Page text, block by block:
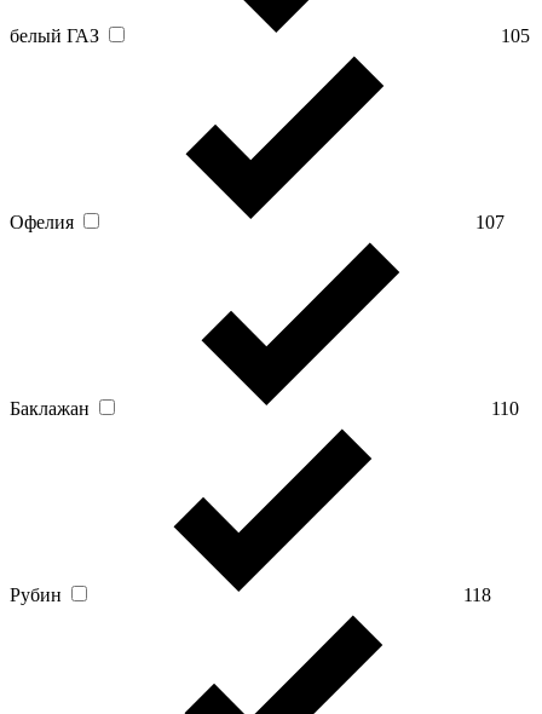
белый ГАЗ 105
Офелия 107
Баклажан 110
Рубин 118